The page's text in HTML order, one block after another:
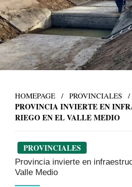
HOMEPAGE PROVINCIALES
PROVINCIA INVIERTE EN
RIEGO EN EL VALLE MEDIO
PROVINCIALES
Provincia invierte en
Valle Medio